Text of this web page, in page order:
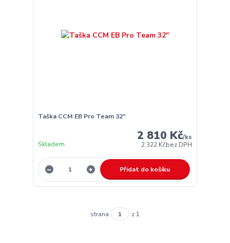
Taška CCM EB Pro Team 32"
2 810 Kč/ks
2 322 Kčbez DPH
Skladem
Přidat do košíku
strana z 1